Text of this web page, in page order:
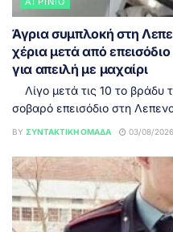
Άγρια συμπλοκή στη
χέρια μετά από
για απειλή με μαχαίρι
Λίγο μετά τις 10 το βράδυ
σοβαρό επεισόδιο στη
BY ΣΥΝΤΑΚΤΙΚΉ ΟΜΆΔΑ 03/08/